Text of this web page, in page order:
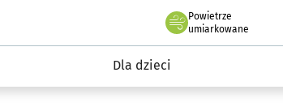
Powietrze
we Wrocławiu
umiarkowane
Dla dzieci